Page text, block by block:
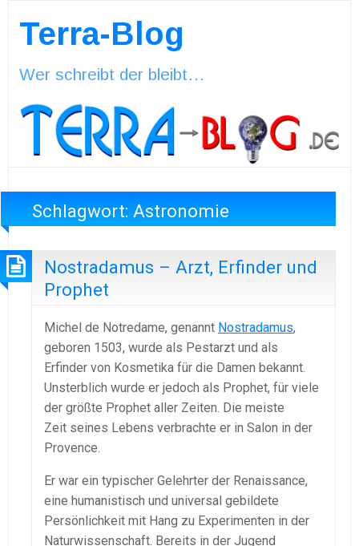
Terra-Blog
Wer schreibt der bleibt…
Schlagwort: Astronomie
Nostradamus – Arzt, Erfinder und
Prophet
Michel de Notredame, genannt Nostradamus,
geboren 1503, wurde als Pestarzt und als
Erfinder von Kosmetika für die Damen bekannt.
Unsterblich wurde er jedoch als Prophet, für viele
der größte Prophet aller Zeiten. Die meiste
Zeit seines Lebens verbrachte er in Salon in der
Provence.
Er war ein typischer Gelehrter der Renaissance,
eine humanistisch und universal gebildete
Persönlichkeit mit Hang zu Experimenten in der
Naturwissenschaft. Bereits in der Jugend